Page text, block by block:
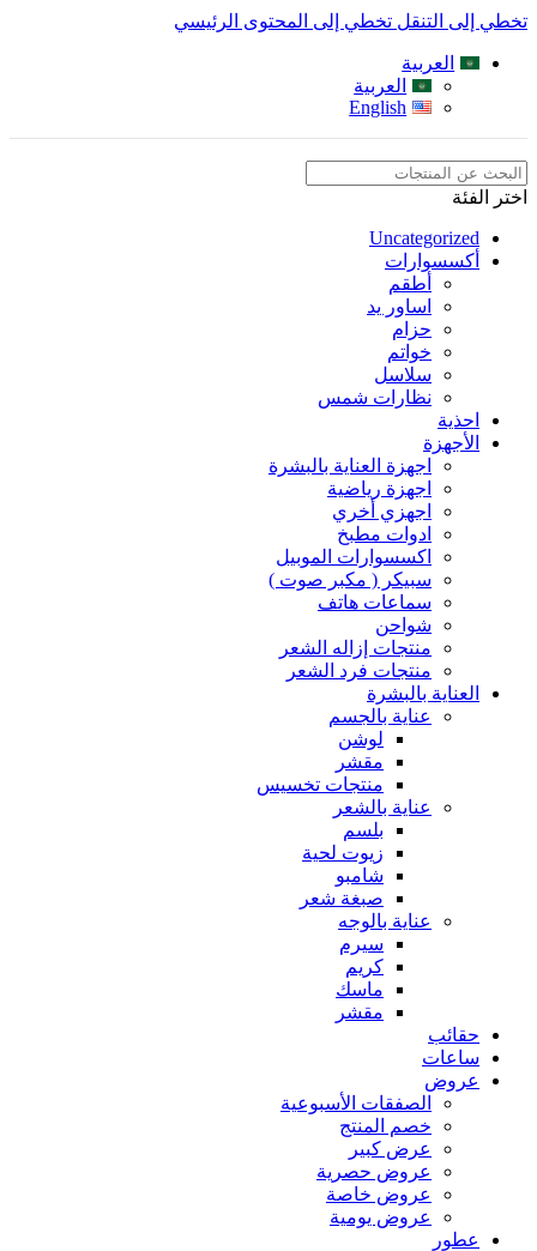
تخطي إلى التنقل تخطي إلى المحتوى الرئيسي
العربية
العربية
English
اختر الفئة
Uncategorized
أكسسوارات
أطقم
اساور يد
حزام
خواتم
سلاسل
نظارات شمس
احذية
الأجهزة
اجهزة العناية بالبشرة
اجهزة رياضية
اجهزي أخري
ادوات مطبخ
اكسسوارات الموبيل
سبيكر ( مكبر صوت )
سماعات هاتف
شواحن
منتجات إزاله الشعر
منتجات فرد الشعر
العناية بالبشرة
عناية بالجسم
لوشن
مقشر
منتجات تخسيس
عناية بالشعر
بلسم
زيوت لحية
شامبو
صبغة شعر
عناية بالوجه
سيرم
كريم
ماسك
مقشر
حقائب
ساعات
عروض
الصفقات الأسبوعية
خصم المنتج
عرض كبير
عروض حصرية
عروض خاصة
عروض يومية
عطور